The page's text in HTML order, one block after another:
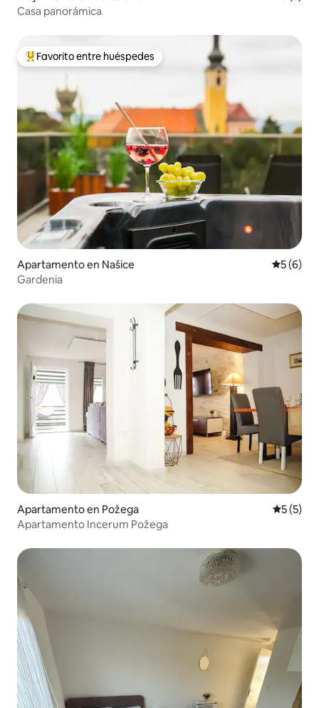
Casa panorámica
Favorito entre huéspedes preferido
Favorito entre huéspedes
Apartamento en Našice
5 (6)
Gardenia
Apartamento en Požega
5 (5)
Apartamento Incerum Požega